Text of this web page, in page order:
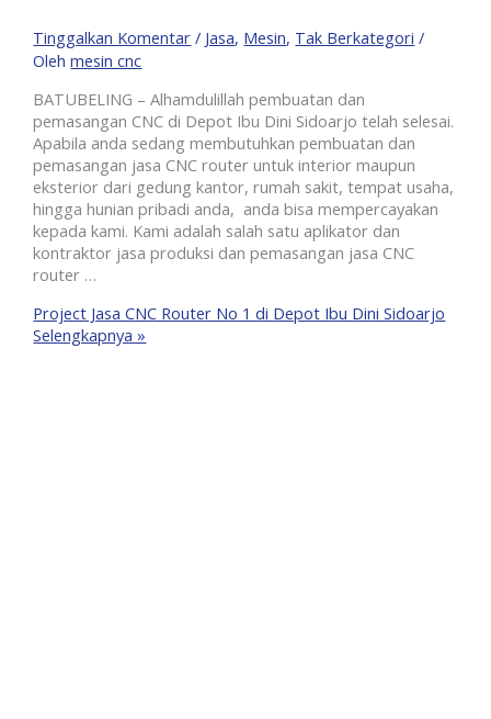
Tinggalkan Komentar / Jasa, Mesin, Tak Berkategori /
Olehmesin cnc
BATUBELING – Alhamdulillah pembuatan dan
pemasangan CNC di Depot Ibu Dini Sidoarjo telah selesai.
Apabila anda sedang membutuhkan pembuatan dan
pemasangan jasa CNC router untuk interior maupun
eksterior dari gedung kantor, rumah sakit, tempat usaha,
hingga hunian pribadi anda, anda bisa mempercayakan
kepada kami. Kami adalah salah satu aplikator dan
kontraktor jasa produksi dan pemasangan jasa CNC
router …
Project Jasa CNC Router No 1 di Depot Ibu Dini Sidoarjo
Selengkapnya »